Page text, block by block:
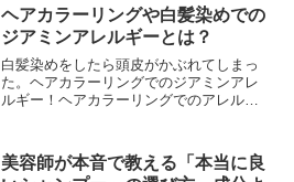
かも毛先はゴワゴワ...
ヘアカラーリングや白髪染めでの
ジアミンアレルギーとは？
白髪染めをしたら頭皮がかぶれてしまっ
た。ヘアカラーリングでのジアミンアレ
ルギー！ヘアカラーリングでのアレルギ
す。◎ジアミン系染料ジ...
美容師が本音で教える「本当に良